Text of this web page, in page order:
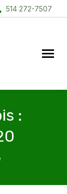
514 272-7507
: